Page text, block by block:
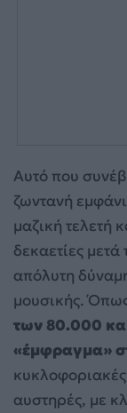
Αυτό που
ζωντανή
μαζική τελετή
δεκαετίες
απόλυτη
μουσικής.
των 80.000
«έμφραγμα»
κυκλοφοριακές
αυστηρές, με